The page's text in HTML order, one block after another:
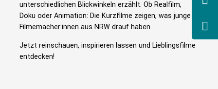
unterschiedlichen Blickwinkeln erzählt. Ob Realfilm,
Doku oder Animation: Die Kurzfilme zeigen, was junge
Filmemacher:innen aus NRW drauf haben.
Jetzt reinschauen, inspirieren lassen und Lieblingsfilme
entdecken!